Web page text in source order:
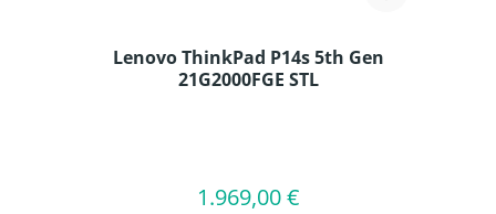
Lenovo ThinkPad P14s 5th Gen
21G2000FGE STL
Regulärer Preis:
1.969,00 €
In den Warenkorb